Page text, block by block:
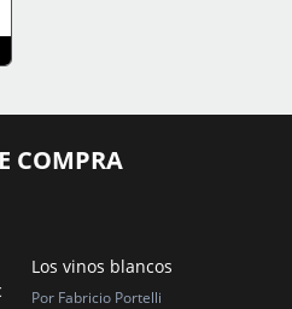
COMPRA
Los vinos blancos
Por Fabricio Portelli